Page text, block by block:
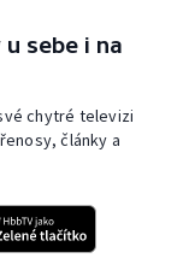
sebe i na
chytré televizi
články a